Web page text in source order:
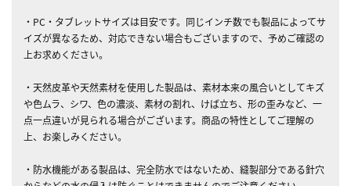
・PC・タブレットサイズは目安です。同じインチ数でも製品によってサ
イズが異なるため、対応できない場合もございますので、予めご確認の
上お求めください。
・天然皮革や天然素材を使用した製品は、素材本来の風合いとしてキズ
や色ムラ、シワ、色の濃淡、素材の割れ、けば立ち、形の歪みなど、一
点一点違いが見られる場合がございます。商品の特性としてご理解の
上、お楽しみください。
・防水機能がある製品は、完全防水ではないため、縫製部分である針穴